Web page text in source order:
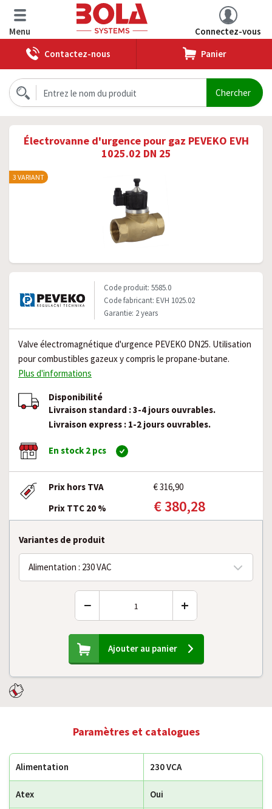
Menu
Connectez-vous
Contactez-nous
Panier
Électrovanne d'urgence pour gaz PEVEKO EVH
1025.02 DN 25
3 VARIANT
Code produit: 5585.0
Code fabricant: EVH 1025.02
Garantie: 2 years
Valve électromagnétique d'urgence PEVEKO DN25. Utilisation
pour combustibles gazeux y compris le propane-butane.
Plus d'informations
Disponibilité
Livraison standard : 3-4 jours ouvrables.
Livraison express : 1-2 jours ouvrables.
En stock 2 pcs
Prix hors TVA
€ 316,90
Prix TTC 20 %
€ 380,28
Variantes de produit
Alimentation : 230 VAC
− +
Ajouter au panier
Paramètres et catalogues
Alimentation 230 VCA
Atex Oui